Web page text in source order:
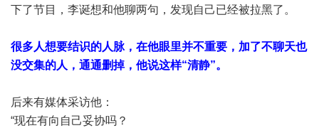
下了节目，李诞想和他聊两句，发现自己已经被拉黑了。
很多人想要结识的人脉，在他眼里并不重要，加了不聊天也
没交集的人，通通删掉，他说这样“清静”。
后来有媒体采访他：
“现在有向自己妥协吗？